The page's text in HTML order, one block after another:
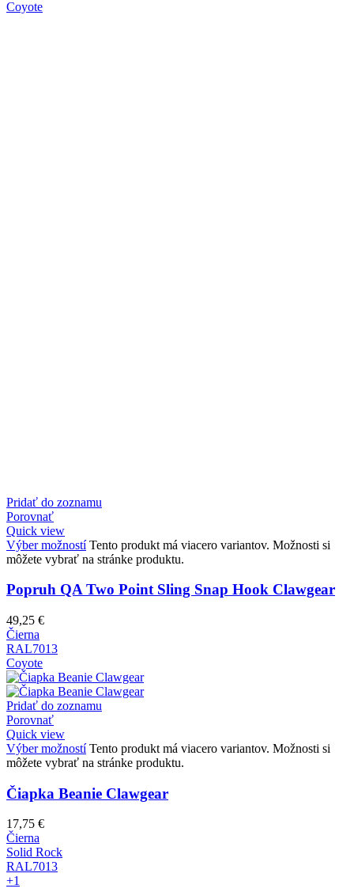
Coyote
Pridať do zoznamu
Porovnať
Quick view
Výber možností Tento produkt má viacero variantov. Možnosti si
môžete vybrať na stránke produktu.
Popruh QA Two Point Sling Snap Hook Clawgear
49,25 €
Čierna
RAL7013
Coyote
Pridať do zoznamu
Porovnať
Quick view
Výber možností Tento produkt má viacero variantov. Možnosti si
môžete vybrať na stránke produktu.
Čiapka Beanie Clawgear
17,75 €
Čierna
Solid Rock
RAL7013
+1